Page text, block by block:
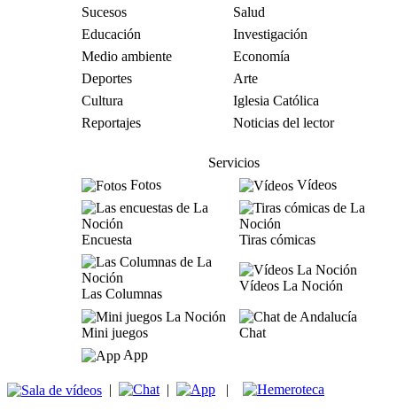
Sucesos
Salud
Educación
Investigación
Medio ambiente
Economía
Deportes
Arte
Cultura
Iglesia Católica
Reportajes
Noticias del lector
Servicios
Fotos
Vídeos
Encuesta Tiras cómicas
Las Columnas
Vídeos La Noción
Mini juegos
Chat
App
| | |